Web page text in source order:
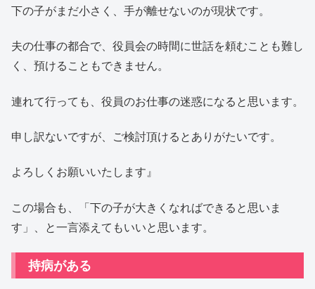
下の子がまだ小さく、手が離せないのが現状です。
夫の仕事の都合で、役員会の時間に世話を頼むことも難し
く、預けることもできません。
連れて行っても、役員のお仕事の迷惑になると思います。
申し訳ないですが、ご検討頂けるとありがたいです。
よろしくお願いいたします』
この場合も、「下の子が大きくなればできると思いま
す」、と一言添えてもいいと思います。
持病がある